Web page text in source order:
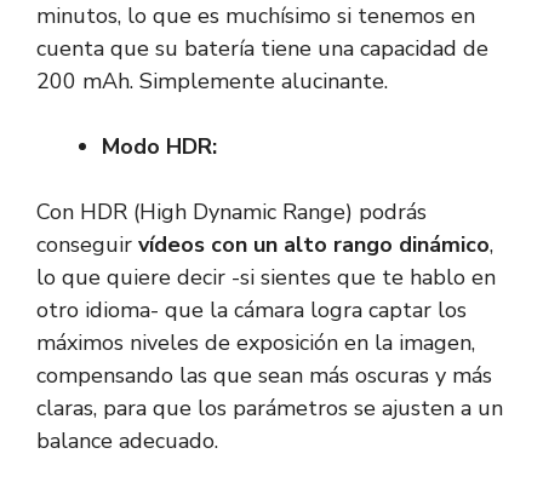
minutos, lo que es muchísimo si tenemos en
cuenta que su batería tiene una capacidad de
200 mAh. Simplemente alucinante.
Modo HDR:
Con HDR (High Dynamic Range) podrás
conseguir vídeos con un alto rango dinámico,
lo que quiere decir -si sientes que te hablo en
otro idioma- que la cámara logra captar los
máximos niveles de exposición en la imagen,
compensando las que sean más oscuras y más
claras, para que los parámetros se ajusten a un
balance adecuado.